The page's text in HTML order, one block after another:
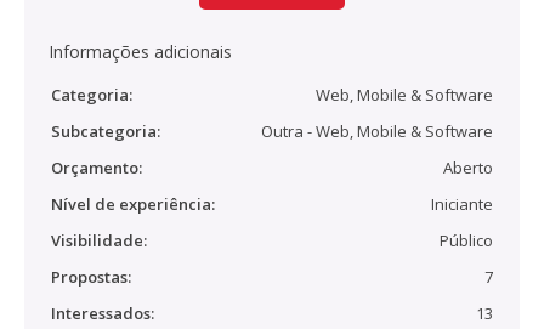
Informações adicionais
Categoria:
Web, Mobile & Software
Subcategoria:
Outra - Web, Mobile & Software
Orçamento:
Aberto
Nível de experiência:
Iniciante
Visibilidade:
Público
Propostas:
7
Interessados:
13